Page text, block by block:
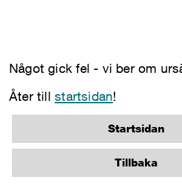
Något gick fel - vi ber om
Åter tillstartsidan!
Startsidan
Tillbaka